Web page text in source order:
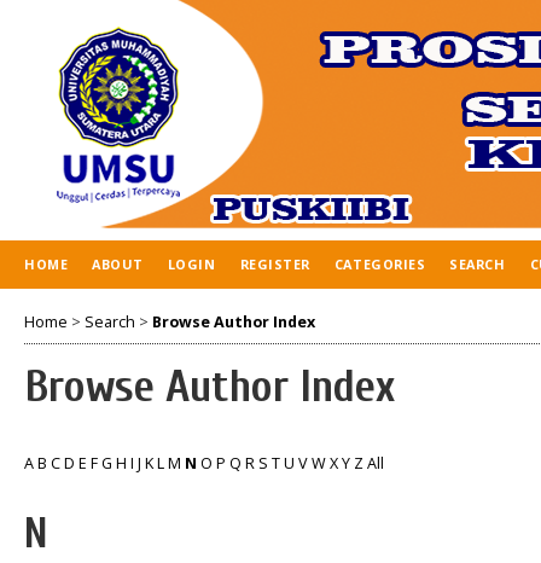
HOME ABOUT LOGIN REGISTER CATEGORIES SEARCH
Home > Search > Browse Author Index
Browse Author Index
AB CD E FG H I J KLM N O P Q R S TU VWXY ZAll
N